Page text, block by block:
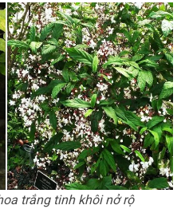
trắng tinh khôi nở rộ